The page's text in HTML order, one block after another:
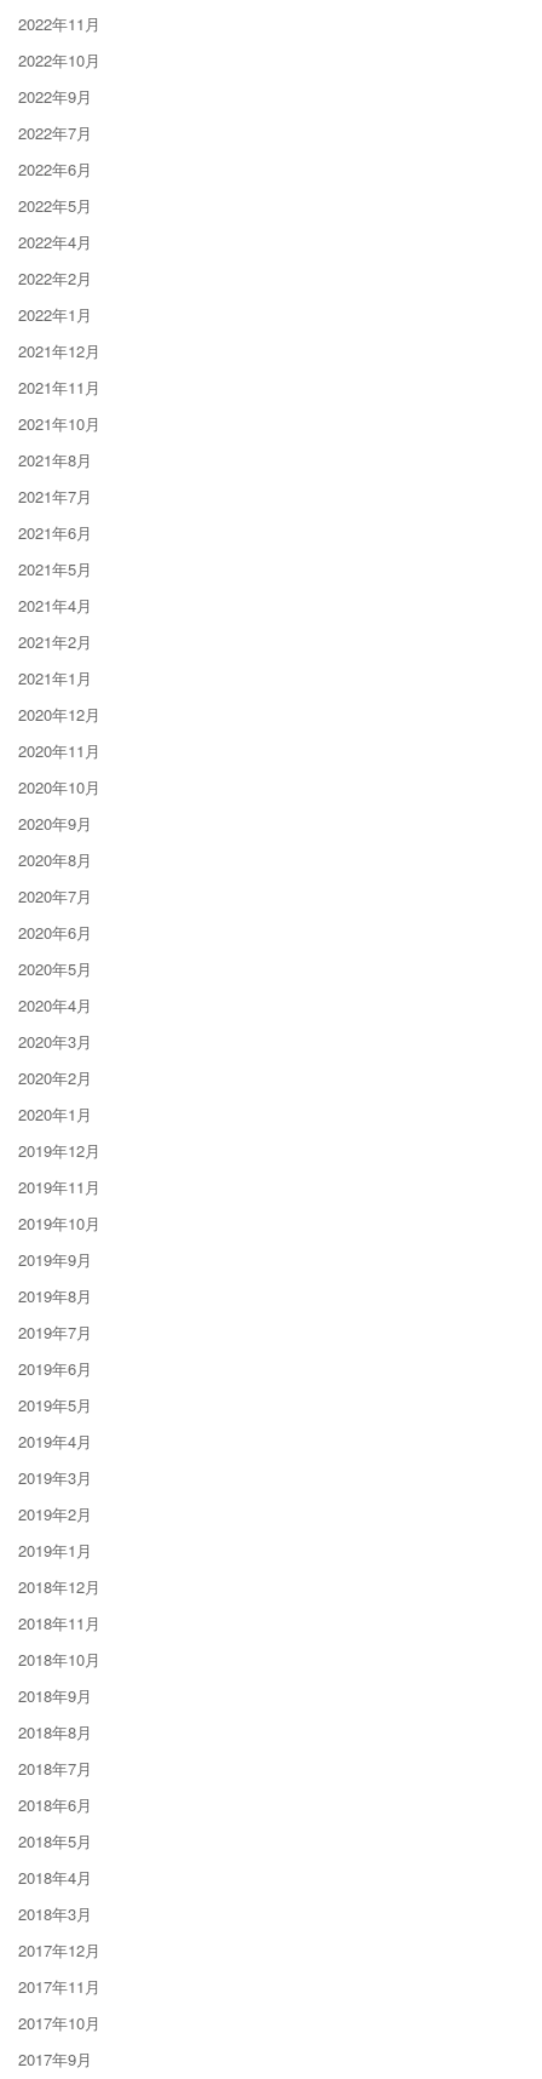
2022年11月
2022年10月
2022年9月
2022年7月
2022年6月
2022年5月
2022年4月
2022年2月
2022年1月
2021年12月
2021年11月
2021年10月
2021年8月
2021年7月
2021年6月
2021年5月
2021年4月
2021年2月
2021年1月
2020年12月
2020年11月
2020年10月
2020年9月
2020年8月
2020年7月
2020年6月
2020年5月
2020年4月
2020年3月
2020年2月
2020年1月
2019年12月
2019年11月
2019年10月
2019年9月
2019年8月
2019年7月
2019年6月
2019年5月
2019年4月
2019年3月
2019年2月
2019年1月
2018年12月
2018年11月
2018年10月
2018年9月
2018年8月
2018年7月
2018年6月
2018年5月
2018年4月
2018年3月
2017年12月
2017年11月
2017年10月
2017年9月